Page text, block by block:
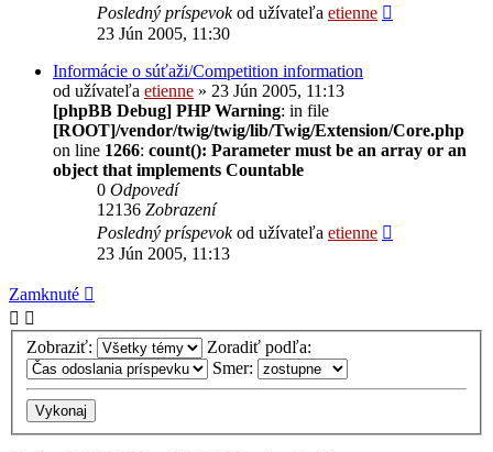
Posledný príspevokod užívateľa etienne
23 Jún 2005, 11:30
Informácie o súťaži/Competition information
od užívateľa etienne » 23 Jún 2005, 11:13
[phpBB Debug] PHP Warning: in file
[ROOT]/vendor/twig/twig/lib/Twig/Extension/Core.php
on line 1266: count(): Parameter must be an array or an
object that implements Countable
0 Odpovedí
12136 Zobrazení
Posledný príspevokod užívateľa etienne
23 Jún 2005, 11:13
Zamknuté
Zobraziť:
Zoradiť podľa:
Smer: